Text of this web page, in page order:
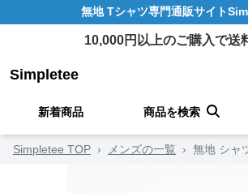
無地 Tシャツ専門通販サイト
10,000円以上のご購入で送
Simpletee
新着商品 商品を検索
Simpletee TOP › メンズの一覧 › 無地 シャ